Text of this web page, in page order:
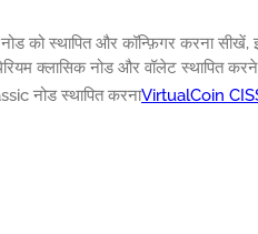
को स्थापित और कॉन्फ़िगर करना
क्लासिक नोड और वॉलेट स्थापित करने
नोड स्थापित करनाVirtualCoin